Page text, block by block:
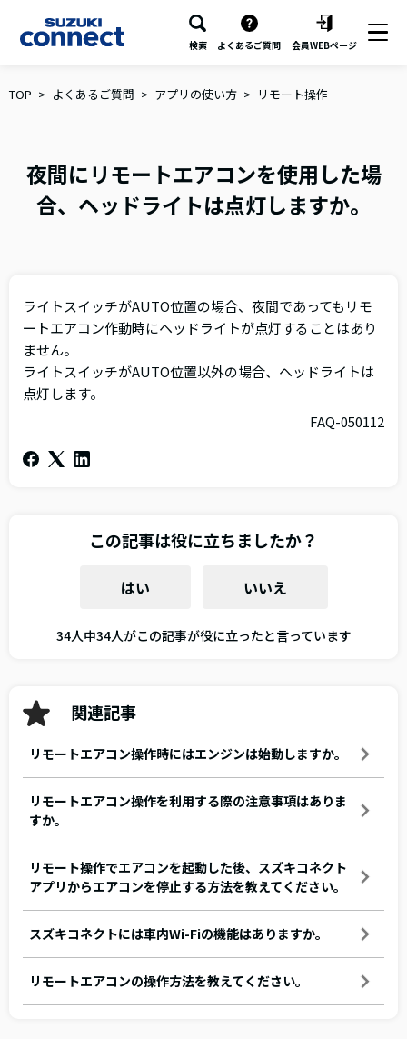
検索 よくあるご質問 会員WEBページ
TOP よくあるご質問 アプリの使い方 リモート操作
夜間にリモートエアコンを使用した場
合、ヘッドライトは点灯しますか。
ライトスイッチがAUTO位置の場合、夜間であってもリモ
ートエアコン作動時にヘッドライトが点灯することはあり
ません。
ライトスイッチがAUTO位置以外の場合、ヘッドライトは
点灯します。
FAQ-050112
この記事は役に立ちましたか？
はい いいえ
34人中34人がこの記事が役に立ったと言っています
関連記事
リモートエアコン操作時にはエンジンは始動しますか。
リモートエアコン操作を利用する際の注意事項はありま
すか。
リモート操作でエアコンを起動した後、スズキコネクト
アプリからエアコンを停止する方法を教えてください。
スズキコネクトには車内Wi-Fiの機能はありますか。
リモートエアコンの操作方法を教えてください。